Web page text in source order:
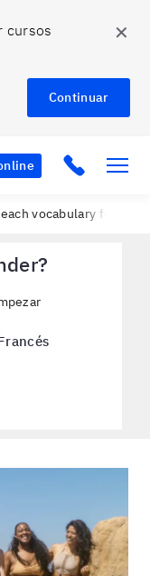
cursos
Continuar
✕
Click to
vocabulary for